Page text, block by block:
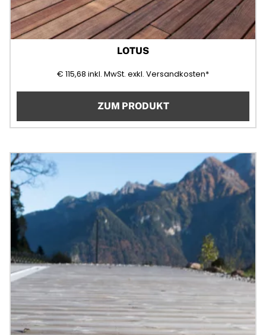
LOTUS
€ 115,68 115,68
inkl. MwSt. (Mehrwertsteuer)
exkl. Versandkosten*
ZUM PRODUKT